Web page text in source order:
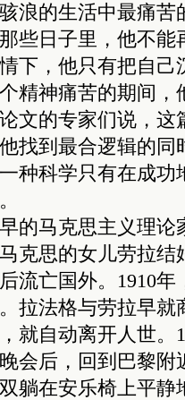
浪的生活中最痛苦
些日子里，他不能
下，他只有把自己
精神痛苦的期间，
文的专家们说，这
找到最合逻辑的同
种科学只有在成功
马克思主义理论
克思的女儿劳拉
流亡国外。1910
拉法格与劳拉早就
就自动离开人世。
会后，回到巴黎附
躺在安乐椅上平静